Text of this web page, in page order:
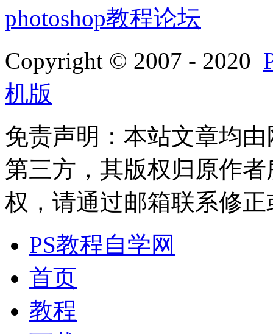
photoshop教程论坛
Copyright © 2007 - 2020
机版
免责声明：本站文章均
第三方，其版权归原作
权，请通过邮箱联系修正
PS教程自学网
首页
教程